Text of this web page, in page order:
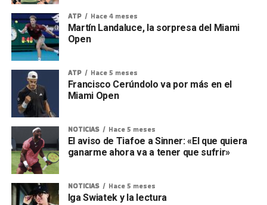
ATP Hace 4 meses
Martín Landaluce, la sorpresa del Miami
Open
ATP Hace 5 meses
Francisco Cerúndolo va por más en el
Miami Open
NOTICIAS Hace 5 meses
El aviso de Tiafoe a Sinner: «El que quiera
ganarme ahora va a tener que sufrir»
NOTICIAS Hace 5 meses
Iga Swiatek y la lectura